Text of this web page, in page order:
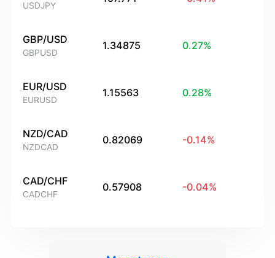
USDJPY
GBP/USD
GBPUSD
1.34875 0.27%
EUR/USD
EURUSD
1.15563 0.28%
NZD/CAD
NZDCAD
0.82069 -0.14%
CAD/CHF
CADCHF
0.57908 -0.04%